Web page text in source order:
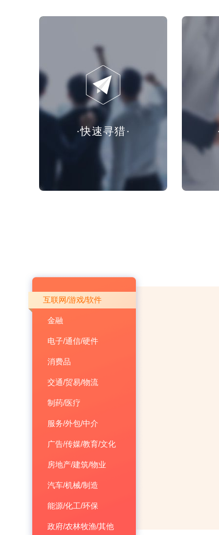
·快速寻猎·
互联网/游戏/软件
金融
电子/通信/硬件
消费品
交通/贸易/物流
制药/医疗
服务/外包/中介
广告/传媒/教育/文化
房地产/建筑/物业
汽车/机械/制造
能源/化工/环保
政府/农林牧渔/其他